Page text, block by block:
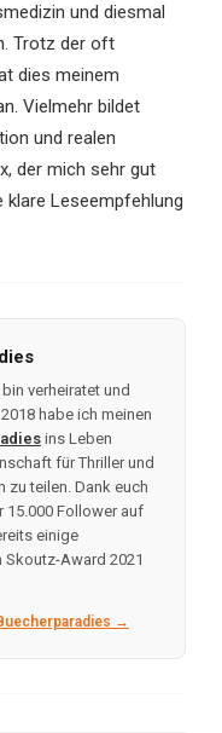
und diesmal
Trotz der oft
dies meinem
Vielmehr bildet
und realen
der mich sehr gut
klare Leseempfehlung
verheiratet und
habe ich meinen
ins Leben
für Thriller und
zu teilen. Dank euch
15.000 Follower auf
einige
Award 2021
→